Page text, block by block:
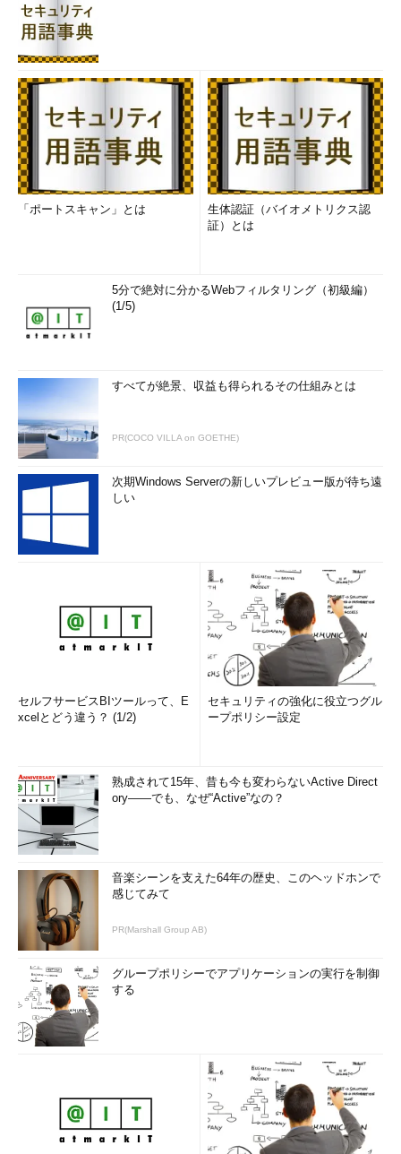
「ポートスキャン」とは
生体認証（バイオメトリクス認
証）とは
5分で絶対に分かるWebフィルタリング（初級編）
(1/5)
すべてが絶景、収益も得られるその仕組みとは
PR(COCO VILLA on GOETHE)
次期Windows Serverの新しいプレビュー版が待ち遠
しい
セルフサービスBIツールって、E
xcelとどう違う？ (1/2)
セキュリティの強化に役立つグル
ープポリシー設定
熟成されて15年、昔も今も変わらないActive Direct
ory――でも、なぜ“Active”なの？
音楽シーンを支えた64年の歴史、このヘッドホンで
感じてみて
PR(Marshall Group AB)
グループポリシーでアプリケーションの実行を制御
する